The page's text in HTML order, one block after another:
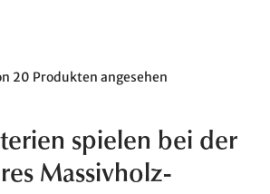
20 Produkten angesehen
spielen bei der
Massivholz-